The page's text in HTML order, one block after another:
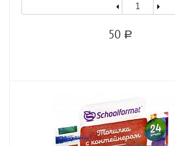
50 a